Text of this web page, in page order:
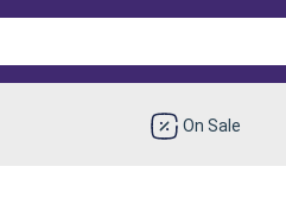
On Sale